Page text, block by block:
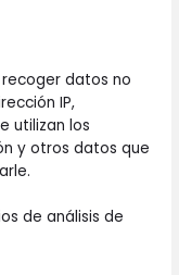
datos no
IP,
utilizan los
y otros datos que
de análisis de